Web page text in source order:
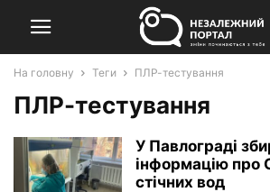
На головну Теги ПЛР-тестування
ПЛР-тестування
У Павлограді
інформацію про
стічних вод